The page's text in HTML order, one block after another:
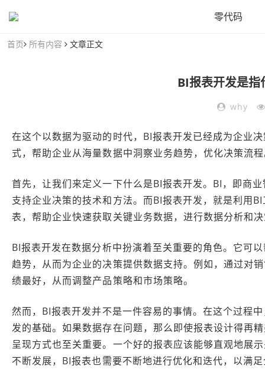
零代码
首页 所有内容 文章正文
BI报表开发是指
why
在这个以数据为驱动的时代，BI报表开发已经成为企业
式，帮助企业从海量数据中洞察业务趋势，优化决策流
首先，让我们来定义一下什么是BI报表开发。BI，即
支持企业决策的技术和方法。而BI报表开发，就是利用
表，帮助企业快速获取关键业务数据，进行数据分析和
BI报表开发在数据分析中扮演着至关重要的角色。它可
趋势，从而为企业的决策提供数据支持。例如，通过对
绩最好，从而调整产品策略和市场策略。
然而，BI报表开发并不是一件容易的事情。在这个过程
发的基础。如果数据存在问题，那么即使报表设计得再
呈现方式也至关重要。一个好的报表应该能够直观地展
不断发展，BI报表也需要不断地进行优化和迭代，以满